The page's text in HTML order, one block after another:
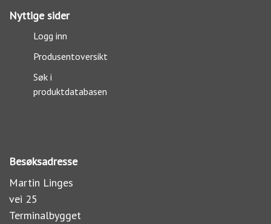
Nyttige sider
Logg inn
Produsentoversikt
Søk i
produktdatabasen
Besøksadresse
Martin Linges
vei 25
Terminalbygget